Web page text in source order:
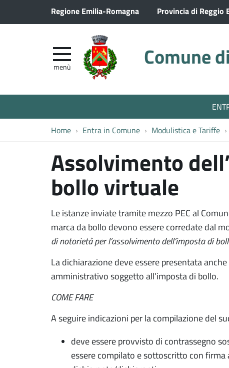
Regione Emilia-Romagna Provincia di Reggio
Comune
menù
Home Entra in Comune Modulistica e Tariffe
Assolvimento
bollo virtuale
Le istanze inviate tramite mezzo PEC al
marca da bollo devono essere corredate dal
di notorietà per l’assolvimento dell’imposta di
La dichiarazione deve essere presentata
amministrativo soggetto all’imposta di bollo.
COME FARE
A seguire indicazioni per la compilazione del
deve essere provvisto di contrassegno
essere compilato e sottoscritto con